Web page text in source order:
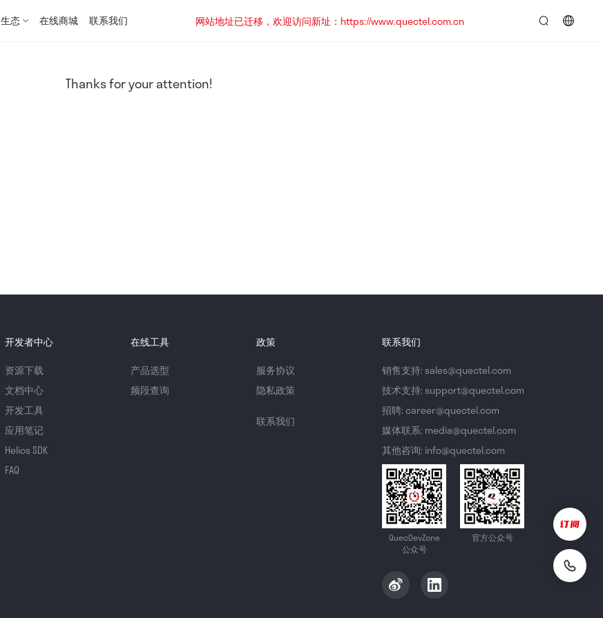
生态 在线商城 联系我们
网站地址已迁移，欢迎访问新址：https://www.quectel.com.cn
Thanks for your attention!
开发者中心
资源下载
文档中心
开发工具
应用笔记
Helios SDK
FAQ
在线工具
产品选型
频段查询
政策
服务协议
隐私政策
联系我们
联系我们
销售支持: sales@quectel.com
技术支持: support@quectel.com
招聘: career@quectel.com
媒体联系: media@quectel.com
其他咨询: info@quectel.com
QuecDevZone
公众号
官方公众号